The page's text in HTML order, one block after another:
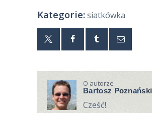
Kategorie:siatkówka
O autorze
Bartosz Poznański
Cześć!